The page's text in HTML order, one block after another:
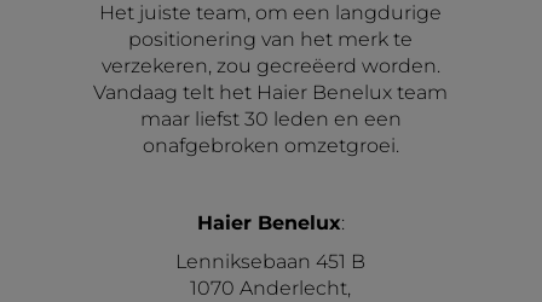
Het juiste team, om een langdurige
positionering van het merk te
verzekeren, zou gecreëerd worden.
Vandaag telt het Haier Benelux team
maar liefst 30 leden en een
onafgebroken omzetgroei.
Haier Benelux:
Lenniksebaan 451 B
1070 Anderlecht,